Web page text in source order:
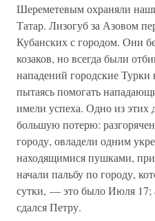
Шереметевым охраняли
Татар. Лизогуб за Азовом
Кубанских с городом. Они
козаков, но всегда были
нападений городские Турки
пытаясь помогать
имели успеха. Одно из этих
большую потерю:
городу, овладели одним
находящимися пушками,
начали пальбу по городу,
сутки, — это было Июля 17;
сдался Петру.